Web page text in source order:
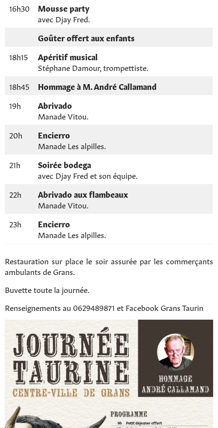
16h30
Mousse party
avec Djay Fred.
Goûter offert aux enfants
18h15
Apéritif musical
Stéphane Damour, trompettiste.
18h45
Hommage à M. André Callamand
19h
Abrivado
Manade Vitou.
20h
Encierro
Manade Les alpilles.
21h
Soirée bodega
avec Djay Fred et son équipe.
22h
Abrivado aux flambeaux
Manade Vitou.
23h
Encierro
Manade Les alpilles.
Restauration sur place le soir assurée par les commerçants
ambulants de Grans.
Buvette toute la journée.
Renseignements au 0629489871 et Facebook Grans Taurin